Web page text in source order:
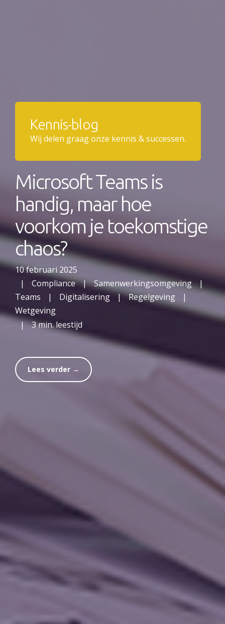
Kennis-blog
Wij delen graag onze kennis & successen.
Microsoft Teams is
handig, maar hoe
voorkom je toekomstige
chaos?
10 februari 2025
|
Compliance | Samenwerkingsomgeving
|
Teams
| Digitalisering | Regelgeving
|
Wetgeving
| 3 min. leestijd
Lees verder →